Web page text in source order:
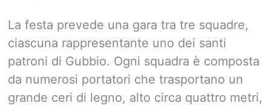
La festa prevede una gara tra tre squadre,
ciascuna rappresentante uno dei santi
patroni di Gubbio. Ogni squadra è composta
da numerosi portatori che trasportano un
grande ceri di legno, alto circa quattro metri,